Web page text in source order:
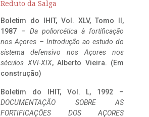
Reduto da Salga
Boletim do IHIT, Vol. XLV, Tomo II,
1987 – Da poliorcética à fortificação
nos Açores – Introdução ao estudo do
sistema defensivo nos Açores nos
séculos XVI-XIX, Alberto Vieira. (Em
construção)
Boletim do IHIT, Vol. L, 1992 –
DOCUMENTAÇÃO SOBRE AS
FORTIFICAÇÕES DOS AÇORES